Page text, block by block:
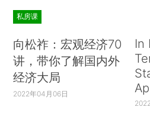
私房课
向松祚：宏观经济70
讲，带你了解国内外
经济大局
2022年04月06日
In